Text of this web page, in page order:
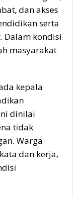
dan akses
serta
Dalam kondisi
masyarakat
kepala
dinilai
tidak
Warga
dan kerja,